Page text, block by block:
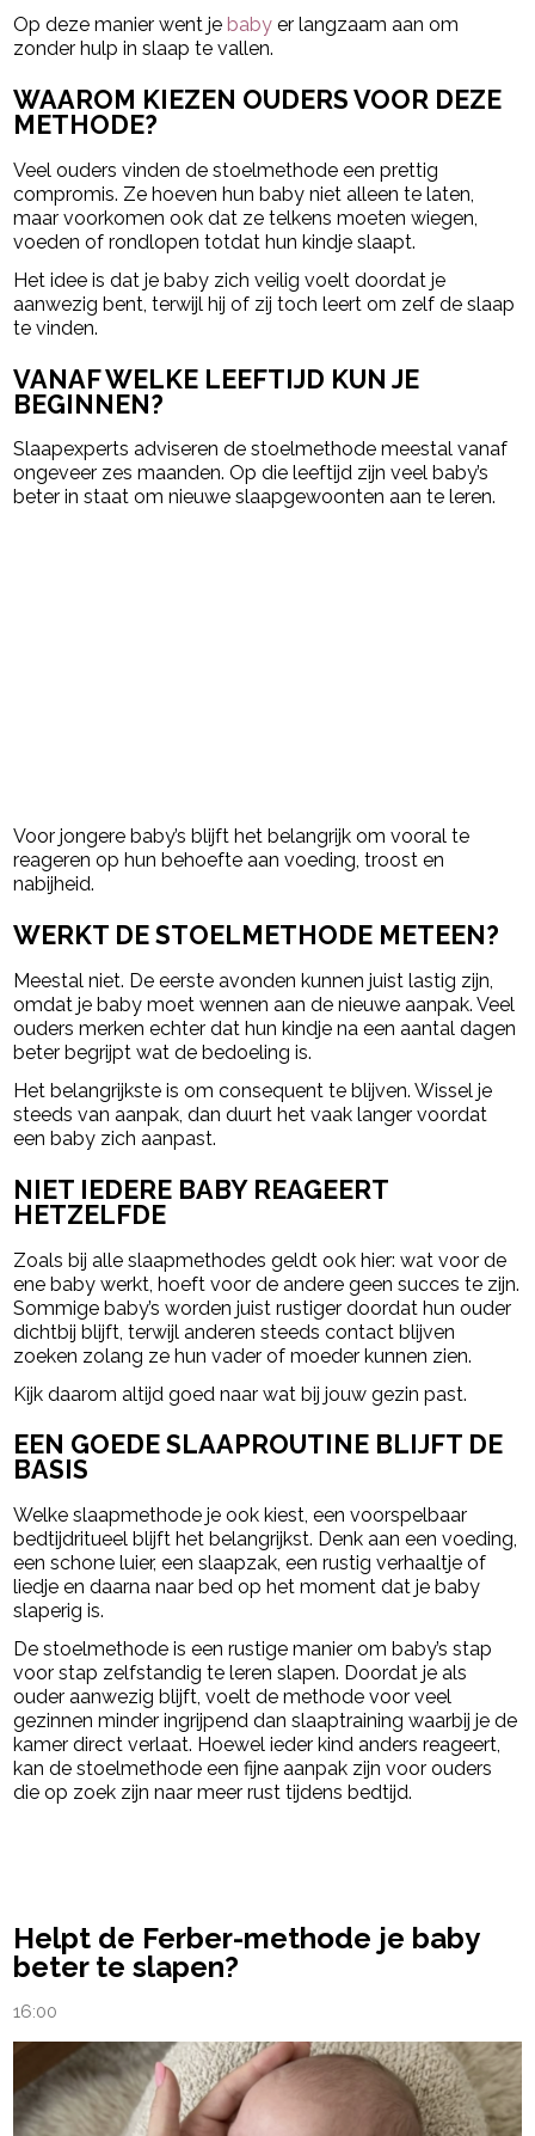
Op deze manier went je baby er langzaam aan om
zonder hulp in slaap te vallen.
WAAROM KIEZEN OUDERS VOOR DEZE
METHODE?
Veel ouders vinden de stoelmethode een prettig
compromis. Ze hoeven hun baby niet alleen te laten,
maar voorkomen ook dat ze telkens moeten wiegen,
voeden of rondlopen totdat hun kindje slaapt.
Het idee is dat je baby zich veilig voelt doordat je
aanwezig bent, terwijl hij of zij toch leert om zelf de slaap
te vinden.
VANAF WELKE LEEFTIJD KUN JE
BEGINNEN?
Slaapexperts adviseren de stoelmethode meestal vanaf
ongeveer zes maanden. Op die leeftijd zijn veel baby’s
beter in staat om nieuwe slaapgewoonten aan te leren.
Voor jongere baby’s blijft het belangrijk om vooral te
reageren op hun behoefte aan voeding, troost en
nabijheid.
WERKT DE STOELMETHODE METEEN?
Meestal niet. De eerste avonden kunnen juist lastig zijn,
omdat je baby moet wennen aan de nieuwe aanpak. Veel
ouders merken echter dat hun kindje na een aantal dagen
beter begrijpt wat de bedoeling is.
Het belangrijkste is om consequent te blijven. Wissel je
steeds van aanpak, dan duurt het vaak langer voordat
een baby zich aanpast.
NIET IEDERE BABY REAGEERT
HETZELFDE
Zoals bij alle slaapmethodes geldt ook hier: wat voor de
ene baby werkt, hoeft voor de andere geen succes te zijn.
Sommige baby’s worden juist rustiger doordat hun ouder
dichtbij blijft, terwijl anderen steeds contact blijven
zoeken zolang ze hun vader of moeder kunnen zien.
Kijk daarom altijd goed naar wat bij jouw gezin past.
EEN GOEDE SLAAPROUTINE BLIJFT DE
BASIS
Welke slaapmethode je ook kiest, een voorspelbaar
bedtijdritueel blijft het belangrijkst. Denk aan een voeding,
een schone luier, een slaapzak, een rustig verhaaltje of
liedje en daarna naar bed op het moment dat je baby
slaperig is.
De stoelmethode is een rustige manier om baby’s stap
voor stap zelfstandig te leren slapen. Doordat je als
ouder aanwezig blijft, voelt de methode voor veel
gezinnen minder ingrijpend dan slaaptraining waarbij je de
kamer direct verlaat. Hoewel ieder kind anders reageert,
kan de stoelmethode een fijne aanpak zijn voor ouders
die op zoek zijn naar meer rust tijdens bedtijd.
Helpt de Ferber-methode je baby
beter te slapen?
16:00